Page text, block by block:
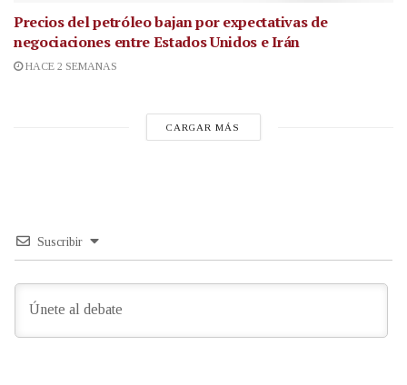
Precios del petróleo bajan por expectativas de
negociaciones entre Estados Unidos e Irán
HACE 2 SEMANAS
CARGAR MÁS
Suscribir